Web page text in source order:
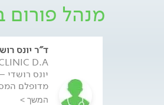
מנהל פורום
ד"ר יונס
יונס רושדי
מדופלם
המשך >